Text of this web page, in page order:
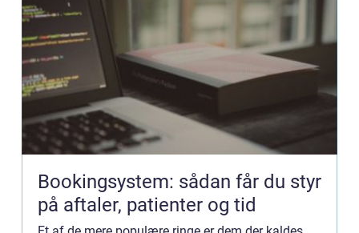
Bookingsystem: sådan får du styr
på aftaler, patienter og tid